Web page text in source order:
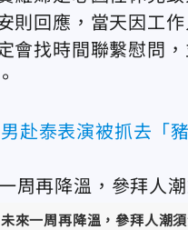
則回應，當天因工
會找時間聯繫慰問
男赴泰表演被抓去「
來一周再降溫，參拜人潮